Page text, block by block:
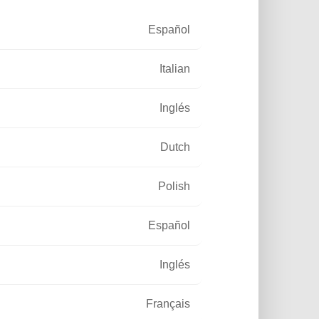
viarias o
Español
Italian
Inglés
Dutch
Polish
Español
Inglés
Français